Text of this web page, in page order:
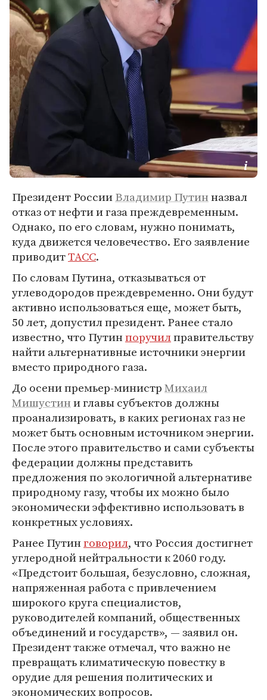
Президент РоссииВладимир Путинназвал
отказ от нефти и газа преждевременным.
Однако, по его словам, нужно понимать,
куда движется человечество. Его заявление
приводитТАСС.
По словам Путина, отказываться от
углеводородов преждевременно. Они будут
активно использоваться еще, может быть,
50 лет, допустил президент. Ранее стало
известно, что Путинпоручилправительству
найти альтернативные источники энергии
вместо природного газа.
До осени премьер-министрМихаил
Мишустини главы субъектов должны
проанализировать, в каких регионах газ не
может быть основным источником энергии.
После этого правительство и сами субъекты
федерации должны представить
предложения по экологичной альтернативе
природному газу, чтобы их можно было
экономически эффективно использовать в
конкретных условиях.
Ранее Путинговорил, что Россия достигнет
углеродной нейтральности к 2060 году.
«Предстоит большая, безусловно, сложная,
напряженная работа с привлечением
широкого круга специалистов,
руководителей компаний, общественных
объединений и государств», — заявил он.
Президент также отмечал, что важно не
превращать климатическую повестку в
орудие для решения политических и
экономических вопросов.